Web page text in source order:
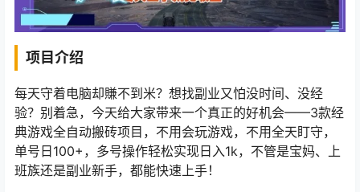
项目介绍
每天守着电脑却賺不到米？想找副业又怕没时间、没经
验？别着急，今天给大家带来一个真正的好机会——3款经
典游戏全自动搬砖项目，不用会玩游戏，不用全天盯守，
单号日100+，多号操作轻松实现日入1k，不管是宝妈、上
班族还是副业新手，都能快速上手！